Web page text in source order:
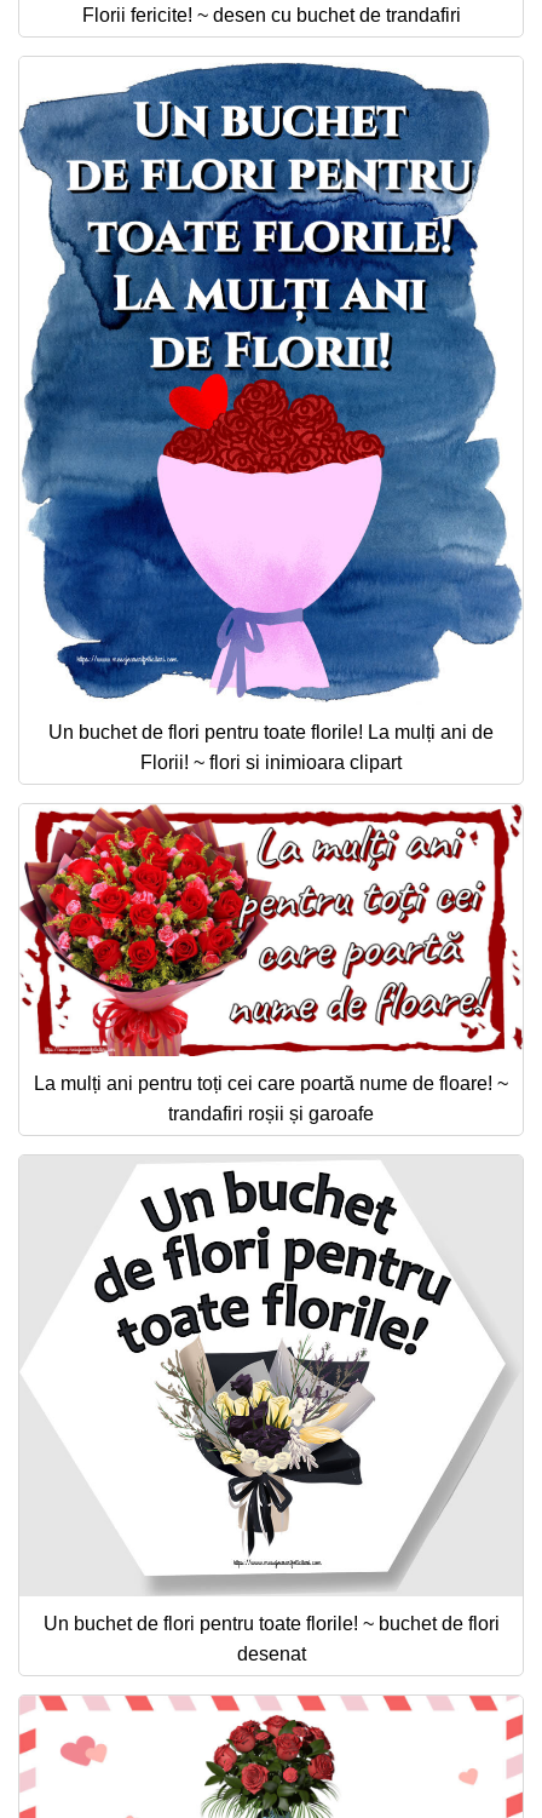
Florii fericite! ~ desen cu buchet de trandafiri
Un buchet de flori pentru toate florile! La mulți ani de
Florii! ~ flori si inimioara clipart
La mulți ani pentru toți cei care poartă nume de floare! ~
trandafiri roșii și garoafe
Un buchet de flori pentru toate florile! ~ buchet de flori
desenat